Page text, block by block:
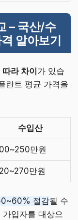
– 국산/수
알아보기
라 차이 가 있습
란트 평균 가격을
수입산
만원
만원
절감될 수
입자를 대상으